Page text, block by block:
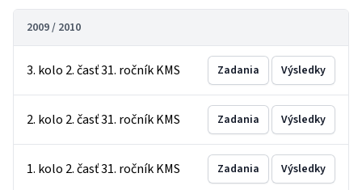
2009 / 2010
3. kolo 2. časť 31. ročník KMS Zadania Výsledky
2. kolo 2. časť 31. ročník KMS Zadania Výsledky
1. kolo 2. časť 31. ročník KMS Zadania Výsledky